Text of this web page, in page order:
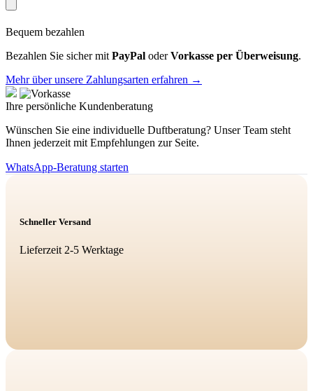
Bequem bezahlen
Bezahlen Sie sicher mit PayPal oderVorkasse per Überweisung.
Mehr über unsere Zahlungsarten erfahren →
Ihre persönliche Kundenberatung
Wünschen Sie eine individuelle Duftberatung? Unser Team steht
Ihnen jederzeit mit Empfehlungen zur Seite.
WhatsApp-Beratung starten
Schneller Versand
Lieferzeit 2-5 Werktage